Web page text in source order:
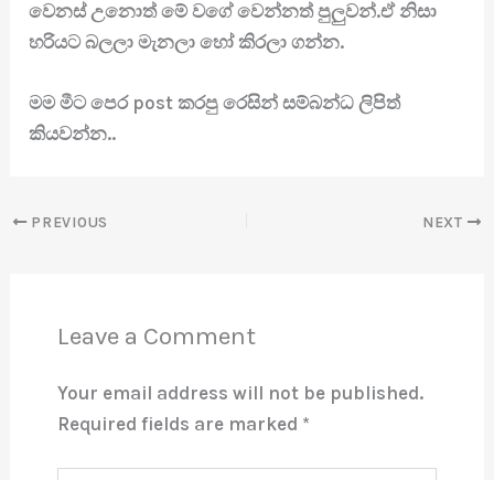
වෙනස් උනොත් මේ වගේ වෙන්නත් පුලුවන්.ඒ නිසා
හරියට බලලා මැනලා හෝ කිරලා ගන්න.
මම මීට පෙර post කරපු රෙසින් සම්බන්ධ ලිපිත්
කියවන්න..
PREVIOUS NEXT
Leave a Comment
Your email address will not be published.
Required fields are marked *